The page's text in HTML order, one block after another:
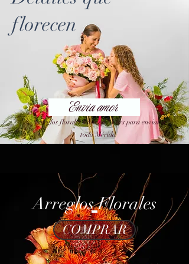
florecen
Envia amor
Arreglos florales listos en 24 hrs para enviar a
toda Mérida
Arreglos Florales
COMPRAR